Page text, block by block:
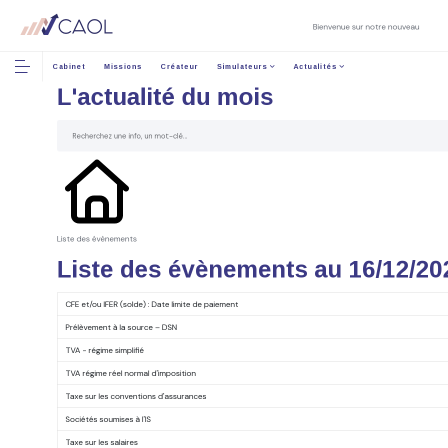
Bienvenue sur notre nouveau site !
Cabinet Missions Créateur Simulateurs Actualités
L'actualité du mois
Liste des évènements
Liste des évènements au 16/12/
CFE et/ou IFER (solde) : Date limite de paiement
Prélèvement à la source – DSN
TVA - régime simplifié
TVA régime réel normal d'imposition
Taxe sur les conventions d'assurances
Sociétés soumises à l'IS
Taxe sur les salaires